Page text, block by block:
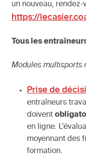
un nouveau, rendez-
https://
Tous les
Modules multisports
Prise de
entraîneurs
doivent
en ligne.
moyennant des
formation.